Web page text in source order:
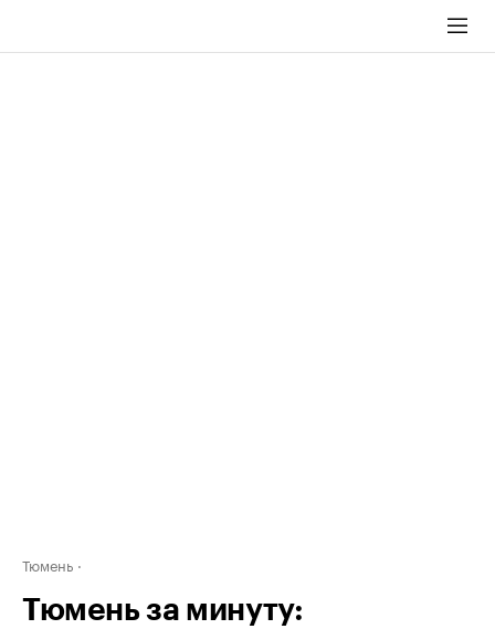
Тюмень
Тюмень за минуту: